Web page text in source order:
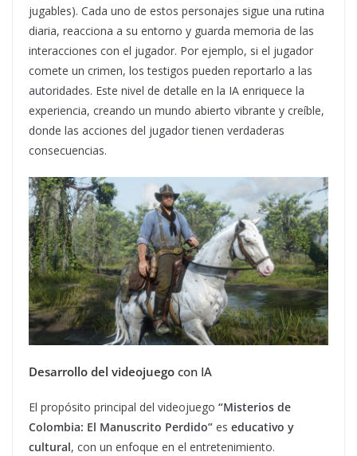
jugables). Cada uno de estos personajes sigue una rutina
diaria, reacciona a su entorno y guarda memoria de las
interacciones con el jugador. Por ejemplo, si el jugador
comete un crimen, los testigos pueden reportarlo a las
autoridades. Este nivel de detalle en la IA enriquece la
experiencia, creando un mundo abierto vibrante y creíble,
donde las acciones del jugador tienen verdaderas
consecuencias.
Desarrollo del videojuego con IA
El propósito principal del videojuego “Misterios de
Colombia: El Manuscrito Perdido” es educativo y
cultural, con un enfoque en el entretenimiento.